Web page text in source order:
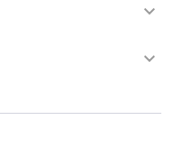

